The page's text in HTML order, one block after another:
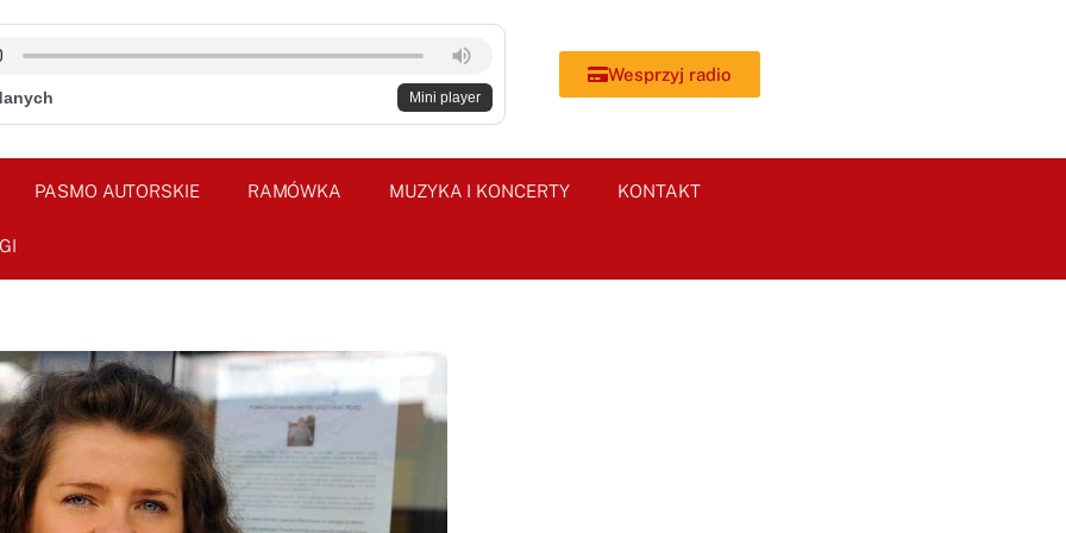
Mini player
Wesprzyj radio
PASMO AUTORSKIE RAMÓWKA MUZYKA I KONCERTY KONTAKT